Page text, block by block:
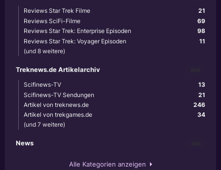
21
Reviews Star Trek Filme
69
Reviews SciFi-Filme
98
Reviews Star Trek: Enterprise Episoden
11
Reviews Star Trek: Voyager Episoden
(und 8 weitere)
Treknews.de Artikelarchiv
13
Scifinews-TV
21
Scifinews-TV Sendungen
246
Artikel von treknews.de
34
Artikel von trekgames.de
(und 7 weitere)
News
Alle Kategorien anzeigen